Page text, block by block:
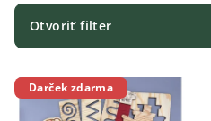
p
r
o
Otvoriť filter
V
ý
Darček zdarma